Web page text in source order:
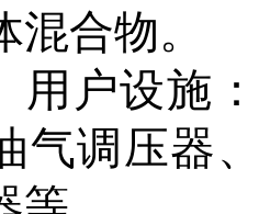
合物。
用户设施
气调压器